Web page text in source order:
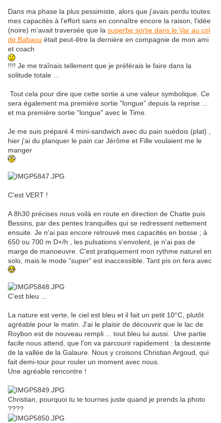
Dans ma phase la plus pessimiste, alors que j'avais perdu toutes
mes capacités à l'effort sans en connaître encore la raison, l'idée
(noire) m'avait traversée que la superbe sortie dans le Var au col
de Babaou était peut-être la dernière en compagnie de mon ami
et coach
!!!! Je me traînais tellement que je préférais le faire dans la
solitude totale ...
Tout cela pour dire que cette sortie a une valeur symbolique. Ce
sera également ma première sortie "longue" depuis la reprise ...
et ma première sortie "longue" avec le Time.
Je me suis préparé 4 mini-sandwich avec du pain suédois (plat) ,
hier j'ai du planquer le pain car Jérôme et Fille voulaient me le
manger
C'est VERT !
A 8h30 précises nous voilà en route en direction de Chatte puis
Bessins, par des pentes tranquilles qui se redressent nettement
ensuite. Je n'ai pas encore retrouvé mes capacités en bosse ; à
650 ou 700 m D+/h , les pulsations s'envolent, je n'ai pas de
marge de manoeuvre. C'est pratiquement mon rythme naturel en
solo, mais le mode "super" est inaccessible. Tant pis on fera avec
C'est bleu ...
La nature est verte, le ciel est bleu et il fait un petit 10°C, plutôt
agréable pour le matin. J'ai le plaisir de découvrir que le lac de
Roybon est de nouveau rempli ... tout bleu lui aussi. Une partie
facile nous attend, que l'on va parcourir rapidement : la descente
de la vallée de la Galaure. Nous y croisons Christian Argoud, qui
fait demi-tour pour rouler un moment avec nous.
Une agréable rencontre !
Christian, pourquoi tu te tournes juste quand je prends la photo
????